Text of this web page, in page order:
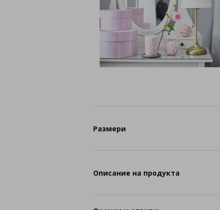
Размери
Описание на продукта